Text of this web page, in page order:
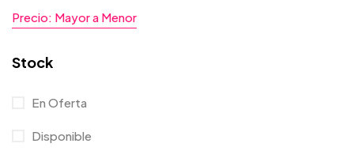
Precio: Mayor a Menor
Stock
En Oferta
Disponible